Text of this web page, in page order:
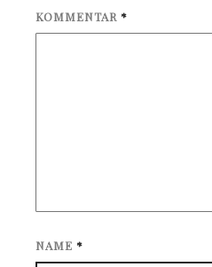
KOMMENTAR *
NAME *